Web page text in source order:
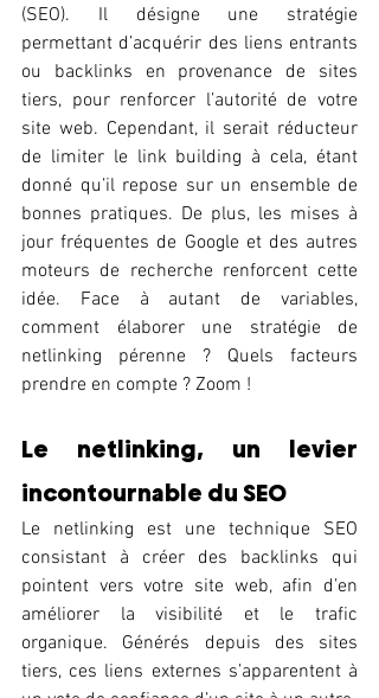
(SEO). Il désigne une stratégie
permettant d’acquérir des liens entrants
ou backlinks en provenance de sites
tiers, pour renforcer l’autorité de votre
site web. Cependant, il serait réducteur
de limiter le link building à cela, étant
donné qu’il repose sur un ensemble de
bonnes pratiques. De plus, les mises à
jour fréquentes de Google et des autres
moteurs de recherche renforcent cette
idée. Face à autant de variables,
comment élaborer une stratégie de
netlinking pérenne ? Quels facteurs
prendre en compte ? Zoom !
Le netlinking, un levier
incontournable du SEO
Le netlinking est une technique SEO
consistant à créer des backlinks qui
pointent vers votre site web, afin d’en
améliorer la visibilité et le trafic
organique. Générés depuis des sites
tiers, ces liens externes s’apparentent à